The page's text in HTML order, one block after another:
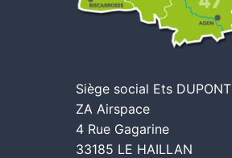
Siège social Ets DUPONT
ZA Airspace
4 Rue Gagarine
33185 LE HAILLAN